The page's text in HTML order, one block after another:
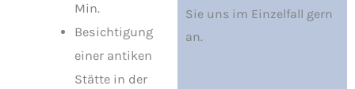
Min.
Besichtigung
einer antiken
Stätte in der
Sie uns im Einzelfall gern
an.